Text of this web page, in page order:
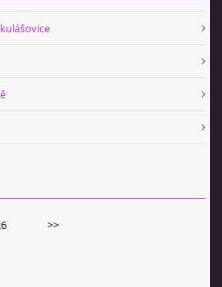
>>